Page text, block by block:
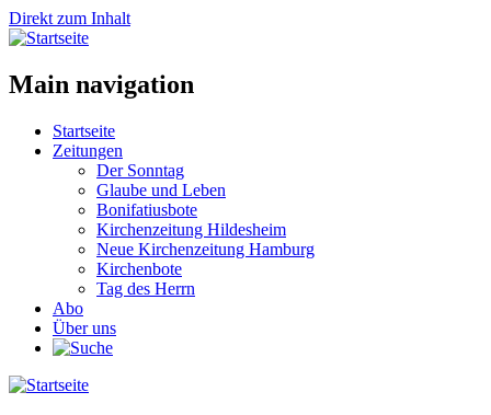
Direkt zum Inhalt
Main navigation
Startseite
Zeitungen
Der Sonntag
Glaube und Leben
Bonifatiusbote
Kirchenzeitung Hildesheim
Neue Kirchenzeitung Hamburg
Kirchenbote
Tag des Herrn
Abo
Über uns